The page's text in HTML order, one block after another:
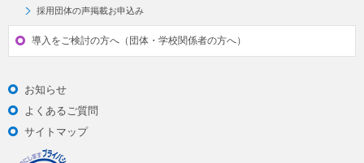
採用団体の声掲載お申込み
導入をご検討の方へ（団体・学校関係者の方へ）
お知らせ
よくあるご質問
サイトマップ